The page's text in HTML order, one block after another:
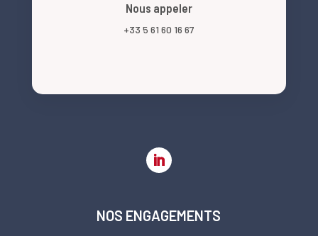
Nous appeler
+33 5 61 60 16 67
NOS ENGAGEMENTS